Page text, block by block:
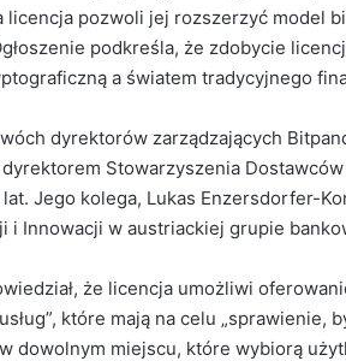
licencja pozwoli jej rozszerzyć model
podkreśla, że zdobycie
a światem tradycyjnego
dyrektorów zarządzających
Stowarzyszenia
Jego kolega, Lukas Enzersdorfer-
i Innowacji w austriackiej grupie
że licencja umożliwi
które mają na celu „sprawienie,
dowolnym miejscu, które wybiorą